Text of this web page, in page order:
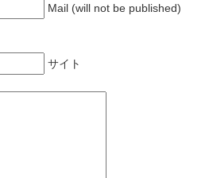
Mail (will not be published)
サイト